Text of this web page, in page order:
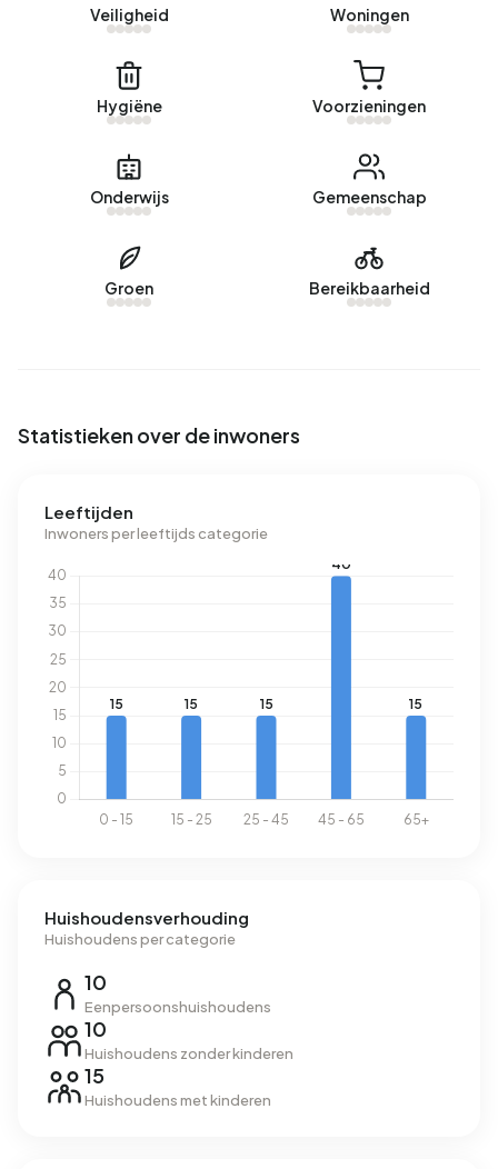
Buitengebied Wirdum.
Geen recente verhuurdata beschikbaar voor Buitengebied
In Buitengebied Wirdum zijn er 35 adressen met een
geregistreerd energielabel. De meest voorkomende
een adres in Buitengebied Wirdum 4.000 kWh aan
elektriciteit per jaar. Dit ligt 42% boven het landelijke
Veiligheid Woningen
Hygiëne Voorzieningen
Onderwijs Gemeenschap
Groen Bereikbaarheid
Statistieken over de inwoners
Leeftijden
Inwoners per leeftijds categorie
Huishoudensverhouding
Huishoudens per categorie
10
Eenpersoonshuishoudens
10
Huishoudens zonder kinderen
15
Huishoudens met kinderen